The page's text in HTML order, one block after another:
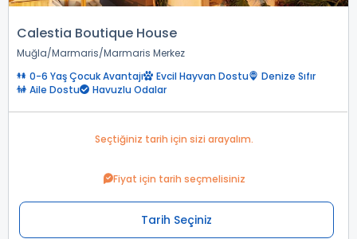
Calestia Boutique House
Muğla Marmaris Marmaris Merkez
0-6 Yaş Çocuk Avantajı
Evcil Hayvan Dostu
Denize Sıfır
Aile Dostu
Havuzlu Odalar
Seçtiğiniz tarih için sizi arayalım.
Fiyat için tarih seçmelisiniz
Tarih Seçiniz